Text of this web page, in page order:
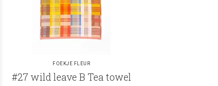
FOEKJE FLEUR
#27 wild leave B Tea towel